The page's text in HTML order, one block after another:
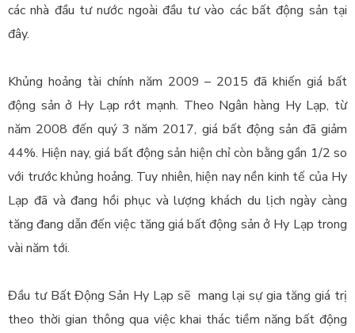
các nhà đầu tư nước ngoài đầu tư vào các bất động sản tại
đây.
Khủng hoảng tài chính năm 2009 – 2015 đã khiến giá bất
động sản ở Hy Lạp rớt mạnh. Theo Ngân hàng Hy Lạp, từ
năm 2008 đến quý 3 năm 2017, giá bất động sản đã giảm
44%. Hiện nay, giá bất động sản hiện chỉ còn bằng gần 1/2 so
với trước khủng hoảng. Tuy nhiên, hiện nay nền kinh tế của Hy
Lạp đã và đang hồi phục và lượng khách du lịch ngày càng
tăng đang dẫn đến việc tăng giá bất động sản ở Hy Lạp trong
vài năm tới.
Đầu tư Bất Động Sản Hy Lạp sẽ mang lại sự gia tăng giá trị
theo thời gian thông qua việc khai thác tiềm năng bất động